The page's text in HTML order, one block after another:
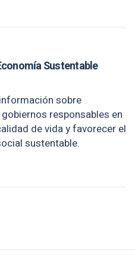
Sustentable
sobre
responsables en
de vida y favorecer el
sustentable.